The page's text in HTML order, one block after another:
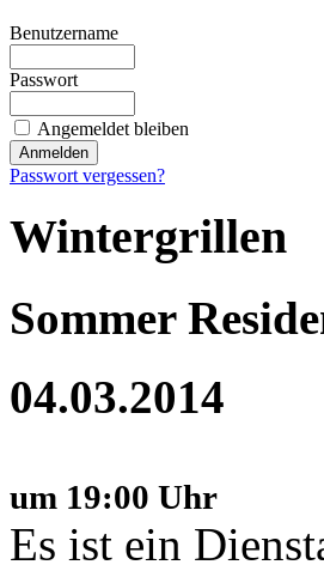
Benutzername
Passwort
Angemeldet bleiben
Passwort vergessen?
Wintergrillen
Sommer
04.03.2014
um 19:00 Uhr
Es ist ein